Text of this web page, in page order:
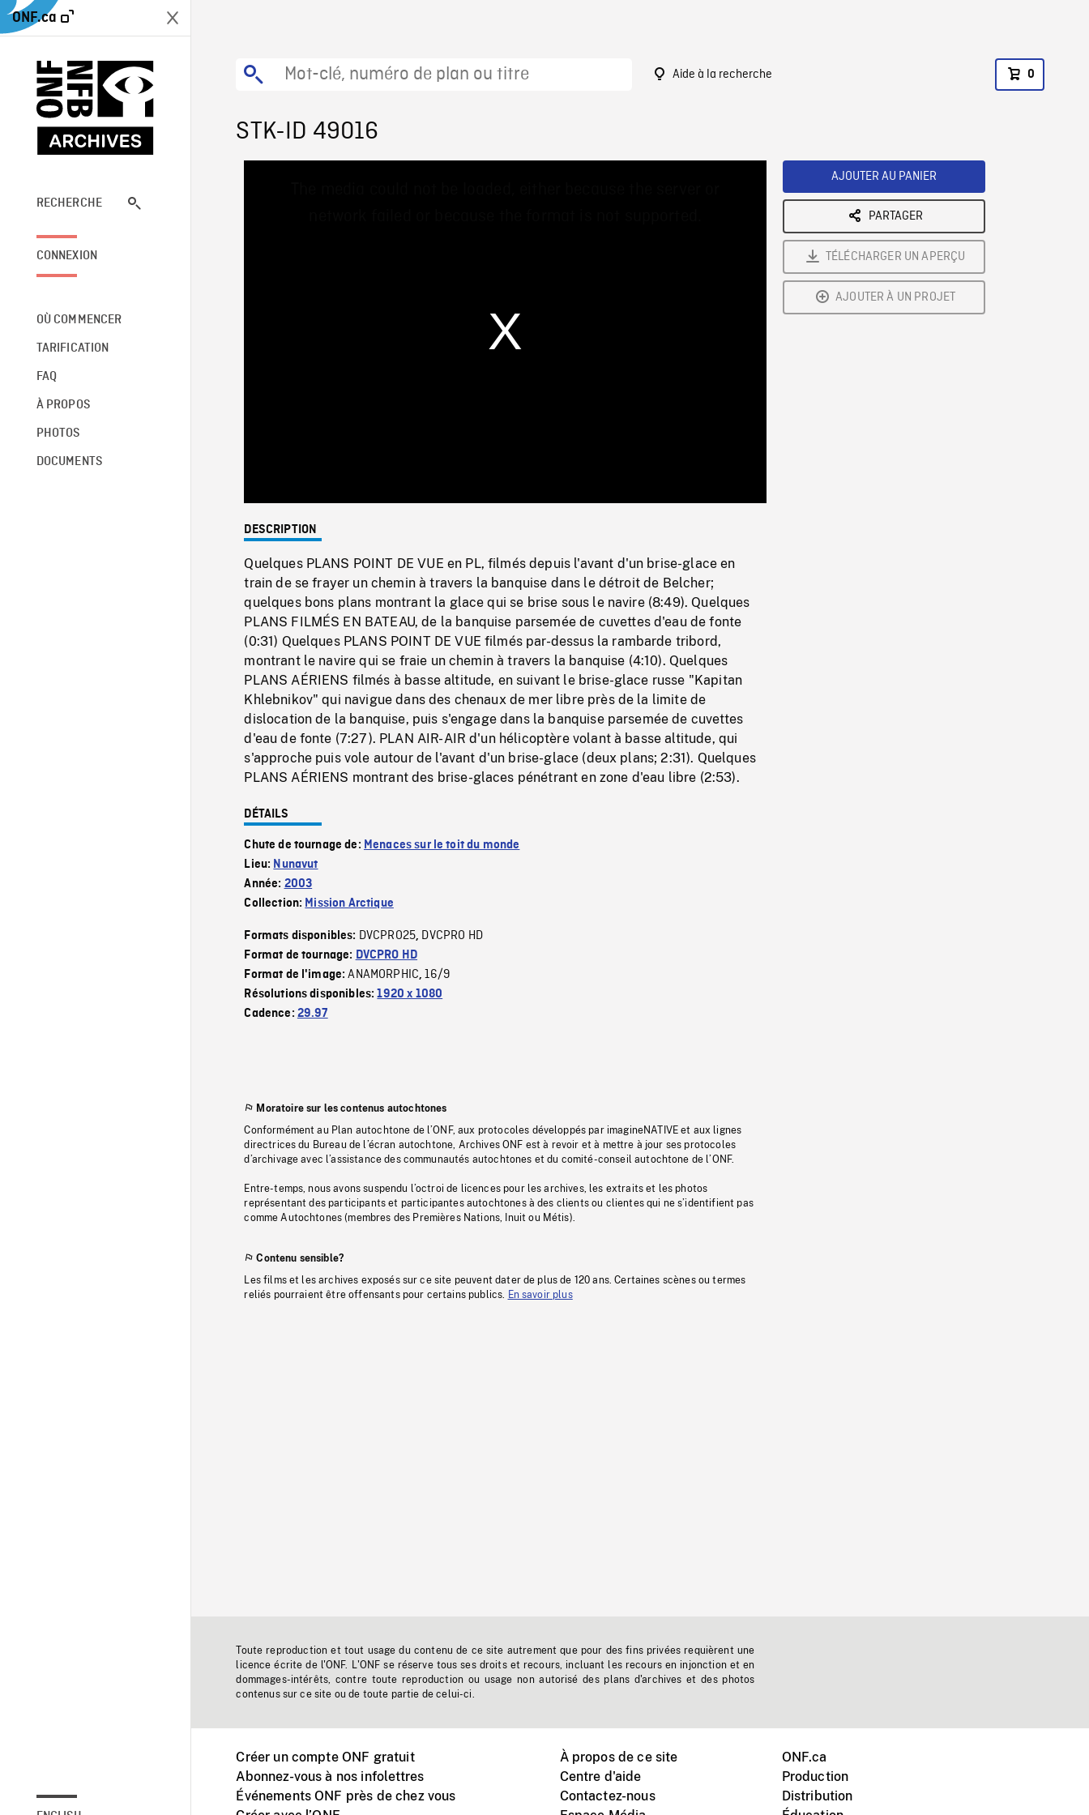
ONF.ca
RECHERCHE
CONNEXION
OÙ COMMENCER
TARIFICATION
FAQ
À PROPOS
PHOTOS
DOCUMENTS
Aide à la recherche 0
STK-ID 49016
0%
Rate
DESCRIPTION
Quelques PLANS POINT DE VUE en PL, filmés depuis l'avant d'un brise-glace en
train de se frayer un chemin à travers la banquise dans le détroit de Belcher;
quelques bons plans montrant la glace qui se brise sous le navire (8:49). Quelques
PLANS FILMÉS EN BATEAU, de la banquise parsemée de cuvettes d'eau de fonte
(0:31) Quelques PLANS POINT DE VUE filmés par-dessus la rambarde tribord,
montrant le navire qui se fraie un chemin à travers la banquise (4:10). Quelques
PLANS AÉRIENS filmés à basse altitude, en suivant le brise-glace russe "Kapitan
Khlebnikov" qui navigue dans des chenaux de mer libre près de la limite de
dislocation de la banquise, puis s'engage dans la banquise parsemée de cuvettes
d'eau de fonte (7:27). PLAN AIR-AIR d'un hélicoptère volant à basse altitude, qui
s'approche puis vole autour de l'avant d'un brise-glace (deux plans; 2:31). Quelques
PLANS AÉRIENS montrant des brise-glaces pénétrant en zone d'eau libre (2:53).
DÉTAILS
Chute de tournage de: Menaces sur le toit du monde
Lieu: Nunavut
Année: 2003
Collection: Mission Arctique
Formats disponibles: DVCPRO25, DVCPRO HD
Format de tournage: DVCPRO HD
Format de l'image:ANAMORPHIC,16/9
Résolutions disponibles:1920 x 1080
Cadence: 29.97
Moratoire sur les contenus autochtones
Conformément au Plan autochtone de l’ONF, aux protocoles développés par imagineNATIVE et aux lignes
directrices du Bureau de l’écran autochtone, Archives ONF est à revoir et à mettre à jour ses protocoles
d’archivage avec l’assistance des communautés autochtones et du comité-conseil autochtone de l’ONF.
Entre-temps, nous avons suspendu l’octroi de licences pour les archives, les extraits et les photos
représentant des participants et participantes autochtones à des clients ou clientes qui ne s’identifient pas
comme Autochtones (membres des Premières Nations, Inuit ou Métis).
Contenu sensible?
Les films et les archives exposés sur ce site peuvent dater de plus de 120 ans. Certaines scènes ou termes
reliés pourraient être offensants pour certains publics.
En savoir plus
AJOUTER AU PANIER
PARTAGER
TÉLÉCHARGER UN APERÇU
AJOUTER À UN PROJET
Toute reproduction et tout usage du contenu de ce site autrement que pour des fins privées requièrent une
licence écrite de l'ONF. L'ONF se réserve tous ses droits et recours, incluant les recours en injonction et en
dommages-intérêts, contre toute reproduction ou usage non autorisé des plans d'archives et des photos
contenus sur ce site ou de toute partie de celui-ci.
Créer un compte ONF gratuit
Abonnez-vous à nos infolettres
Événements ONF près de chez vous
À propos de ce site
Centre d'aide
Contactez-nous
ONF.ca
Production
Distribution